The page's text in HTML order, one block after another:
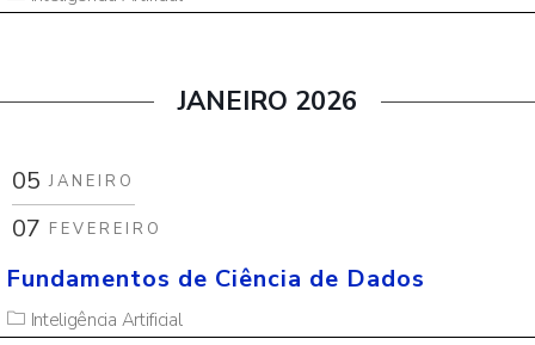
JANEIRO 2026
05 JANEIRO
07 FEVEREIRO
Fundamentos de Ciência de Dados
Inteligência Artificial